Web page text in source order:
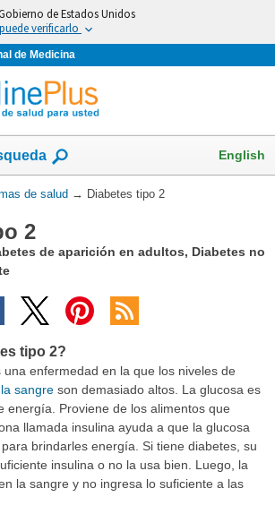
de Estados Unidos
verificarlo
de Medicina
English
de salud → Diabetes tipo 2
2
de aparición en adultos, Diabetes no
tipo 2?
una enfermedad en la que los niveles de
sangre son demasiado altos. La glucosa es
energía. Proviene de los alimentos que
llamada insulina ayuda a que la glucosa
brindarles energía. Si tiene diabetes, su
insulina o no la usa bien. Luego, la
la sangre y no ingresa lo suficiente a las